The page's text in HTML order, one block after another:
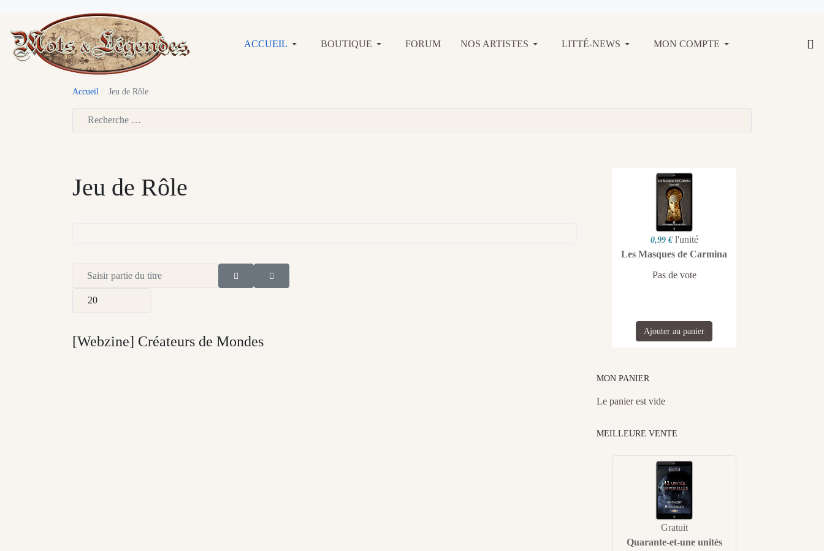
ACCUEIL BOUTIQUE FORUM NOS ARTISTES LITTÉ-NEWS MON COMPTE
Accueil Jeu de Rôle
Jeu de Rôle
Saisir partie du titre
Afficher #
[Webzine] Créateurs de Mondes
0,99 € l'unité
Les Masques de Carmina
Pas de vote
Ajouter au panier
MON PANIER
Le panier est vide
MEILLEURE VENTE
Gratuit
Quarante-et-une unités